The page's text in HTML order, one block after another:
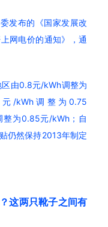
发布的《国家发展改
网电价的通知》，通
由0.8元/kWh调整为
/kWh调整为0.75
为0.85元/kWh；自
仍然保持2013年制定
这两只靴子之间有